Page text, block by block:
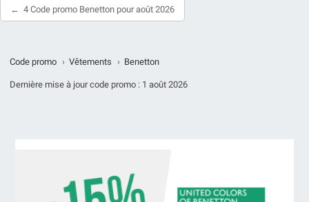
4 Code promo Benetton pour août 2026
Code promo › Vêtements › Benetton
Dernière mise à jour code promo : 1 août 2026